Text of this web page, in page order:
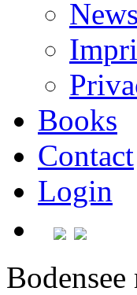
News
Books
Contact
Login